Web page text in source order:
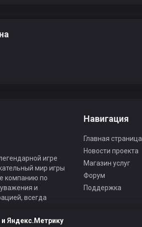
игре
мир игры
компанию по
и
всегда
Навигация
Главная страница
Новости проекта
Магазин услуг
Форум
Поддержка
Яндекс.Метрику